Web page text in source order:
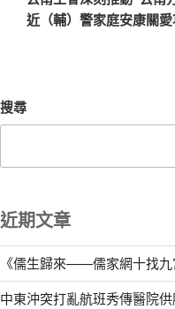
篇
近（輔）警家庭安康關
搜尋
近期文章
《儒生歸來——儒家網十找
中東沖突打亂航班秀傳醫院